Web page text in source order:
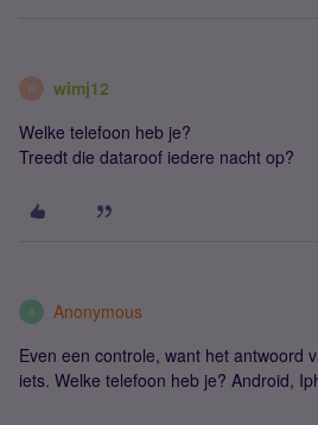
W wimj12
Welke telefoon heb je?
Treedt die dataroof iedere nacht op?
A Anonymous
Even een controle, want het antwoord
iets. Welke telefoon heb je? Android,